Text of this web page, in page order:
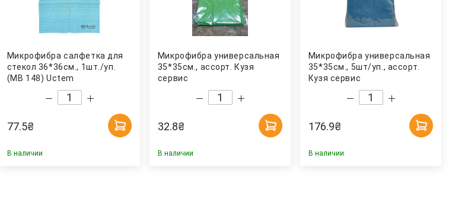
Микрофибра салфетка для
стекол 36*36см., 1шт./уп.
(MB 148) Uctem
77.5₴
В наличии
Микрофибра универсальная
35*35см., ассорт. Кузя
сервис
32.8₴
В наличии
Микрофибра универсальная
35*35см., 5шт/уп., ассорт.
Кузя сервис
176.9₴
В наличии